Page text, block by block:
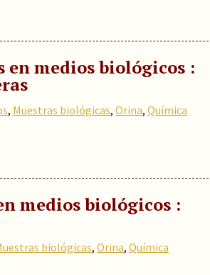
medios biológicos :
, Muestras biológicas, Orina, Química
medios biológicos :
biológicas, Orina, Química